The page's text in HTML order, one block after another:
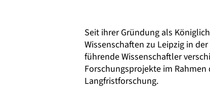
Seit ihrer Gründung als
Wissenschaften zu Leipzig in
führende Wissenschaftler
Forschungsprojekte im
Langfristforschung.